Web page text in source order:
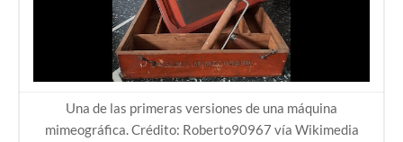
Una de las primeras versiones de una máquina
mimeográfica. Crédito: Roberto90967 vía Wikimedia